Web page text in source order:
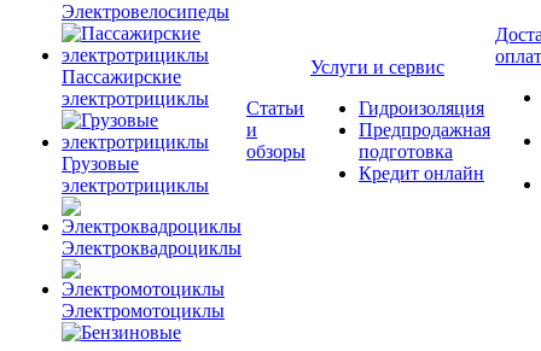
Электровелосипеды
Пассажирские
электротрициклы
Грузовые
электротрициклы
Электроквадроциклы
Электромотоциклы
Статьи
и
обзоры
Услуги и сервис
Гидроизоляция
Предпродажная
подготовка
Кредит онлайн